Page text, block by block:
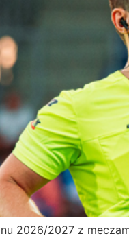
2026/2027 z